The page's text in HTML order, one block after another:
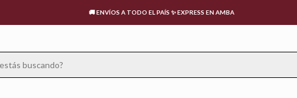
📍URUGUAY 176, CABA | 🕧LUNES A VIERNES: 9:00 A 18:00HS, SÁBADOS: 10:00 A 13:00HS